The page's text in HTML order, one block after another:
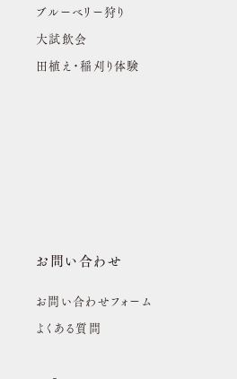
ブルーベリー狩り
大試飲会
田植え・稲刈り体験
お問い合わせ
お問い合わせフォーム
よくある質問